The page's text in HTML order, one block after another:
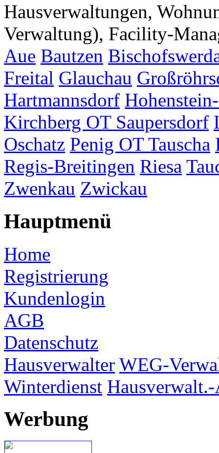
Hausverwaltungen,
Verwaltung), Facility-
Aue Bautzen
Freital Glauchau
Hartmannsdorf
Kirchberg OT Saupersdorf
Oschatz Penig OT Tauscha
Regis-Breitingen Riesa
Zwenkau Zwickau
Hauptmenü
Home
Registrierung
Kundenlogin
AGB
Datenschutz
Hausverwalter WEG-
Winterdienst
Werbung